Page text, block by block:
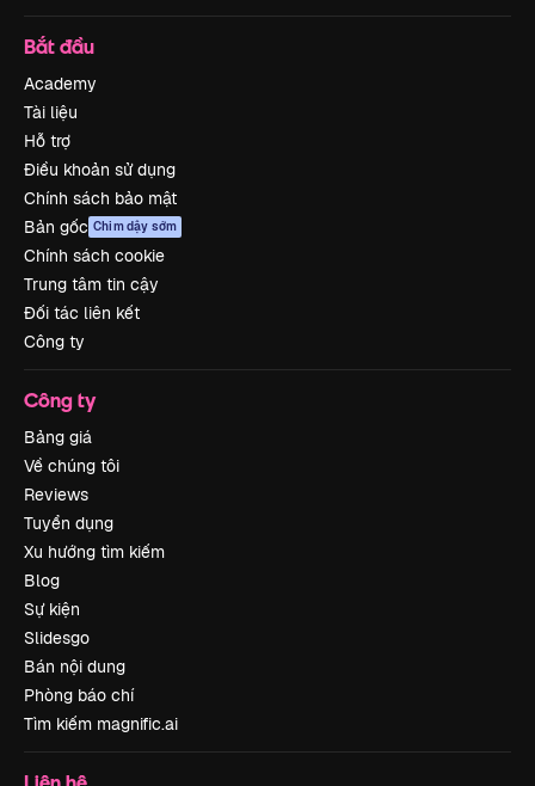
Bắt đầu
Academy
Tài liệu
Hỗ trợ
Điều khoản sử dụng
Chính sách bảo mật
Bản gốc Chim dậy sớm
Chính sách cookie
Trung tâm tin cậy
Đối tác liên kết
Công ty
Công ty
Bảng giá
Về chúng tôi
Reviews
Tuyển dụng
Xu hướng tìm kiếm
Blog
Sự kiện
Slidesgo
Bán nội dung
Phòng báo chí
Tìm kiếm magnific.ai